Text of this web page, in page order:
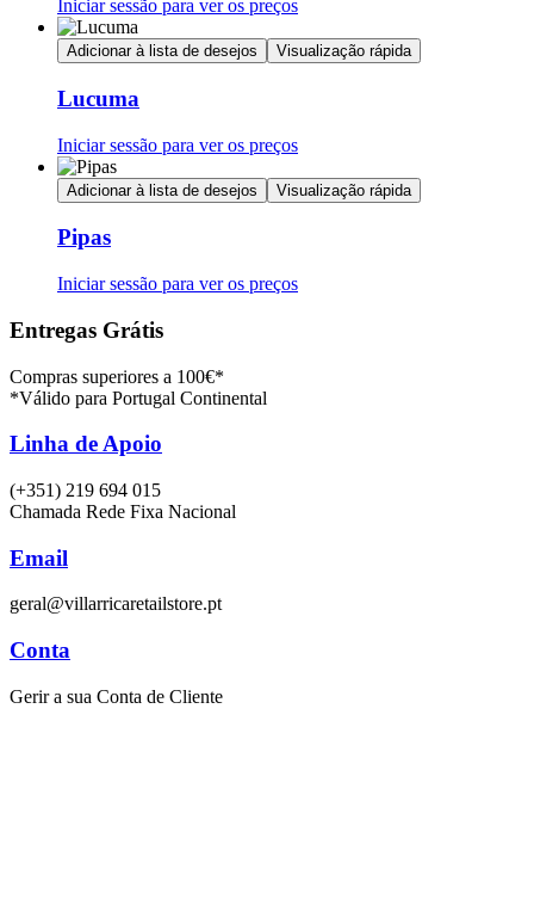
Iniciar sessão para ver os preços
Adicionar à lista de desejos Visualização rápida
Lucuma
Iniciar sessão para ver os preços
Adicionar à lista de desejos Visualização rápida
Pipas
Iniciar sessão para ver os preços
Entregas Grátis
Compras superiores a 100€*
*Válido para Portugal Continental
Linha de Apoio
(+351) 219 694 015
Chamada Rede Fixa Nacional
Email
geral@villarricaretailstore.pt
Conta
Gerir a sua Conta de Cliente